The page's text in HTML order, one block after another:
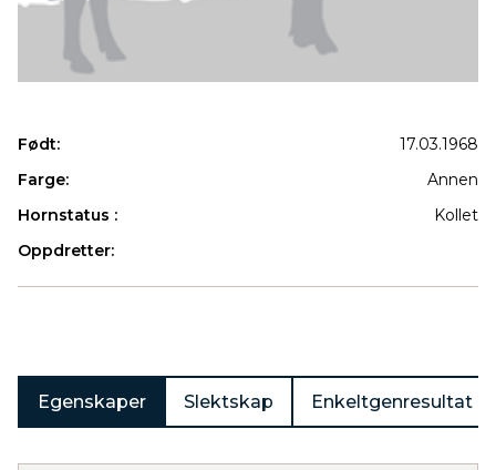
Født:
17.03.1968
Farge:
Annen
Hornstatus :
Kollet
Oppdretter:
Egenskaper Slektskap Enkeltgenresultat